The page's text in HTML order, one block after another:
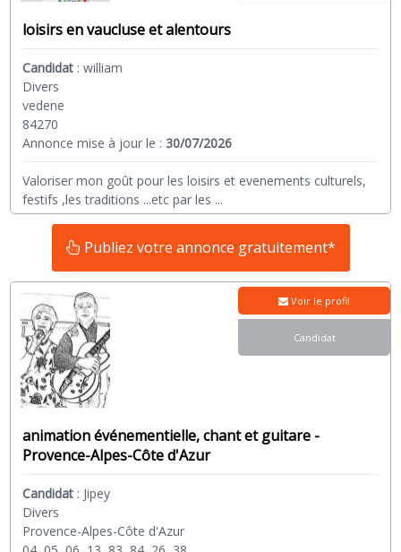
loisirs en vaucluse et alentours
Candidat :william
Divers
vedene
84270
Annonce mise à jour le :30/07/2026
Valoriser mon goût pour les loisirs et evenements culturels,
festifs ,les traditions ...etc par les ...
Publiez votre annonce gratuitement*
animation événementielle, chant et guitare -
Provence-Alpes-Côte d'Azur
Candidat : Jipey
Divers
Provence-Alpes-Côte d'Azur
Voir le profil
Candidat